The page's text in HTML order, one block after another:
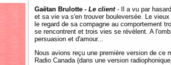
Gaëtan Brulotte - Le client- Il a vu par
et sa vie va s'en trouver bouleversée. Le
le regard de sa compagne au comportement
se rencontrent et trois vies se révèlent. A
persuasion et d'amour...
Nous avions reçu une première version de
Radio Canada (dans une version